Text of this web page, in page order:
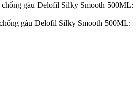
gàu Delofil Silky Smooth 500ML:
gàu Delofil Silky Smooth 500ML: